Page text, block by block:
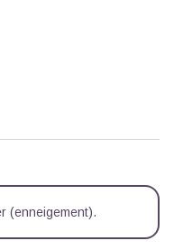
(enneigement).